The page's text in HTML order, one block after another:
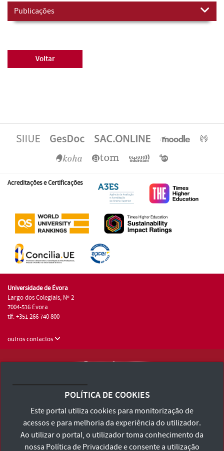
Publicações
Voltar
Acreditações e Certificações
Universidade de Évora
Largo dos Colegiais, Nº 2
7004-516 Évora
tlf: +351 266 740 800
outros contactos
Consulte os Termos e Condições e Política de Privacidade
Declaração de Acessibilidade
POLÍTICA DE COOKIES
Este portal utiliza cookies para monitorização de
acessos e para melhoria da experiência do utilizador.
Ao utilizar o portal, o utilizador toma conhecimento da
nossa Política de Privacidadee consente a utilização